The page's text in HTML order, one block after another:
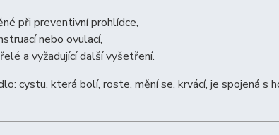
při preventivní prohlídce,
nebo ovulací,
a vyžadující další vyšetření.
cystu, která bolí, roste, mění se, krvácí, je spojená s